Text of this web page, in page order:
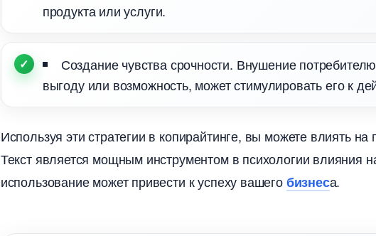
продукта или услуги.
Создание чувства срочности. Внушение
ыгоду или возможность, может стимулировать его к
Используя эти стратегии в копирайтинге, вы можете влиять на
Текст является мощным инструментом в психологии влияния
использование может привести к успеху вашегоизнеса.